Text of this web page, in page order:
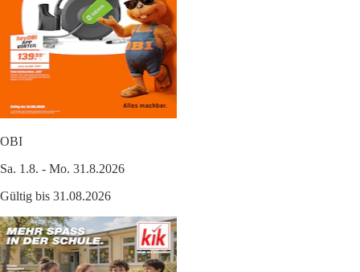
OBI
Sa. 1.8. - Mo. 31.8.2026
Gültig bis 31.08.2026